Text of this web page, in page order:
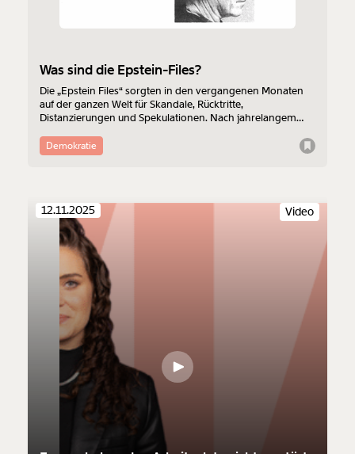
Was sind die Epstein-Files?
Die „Epstein Files“ sorgten in den vergangenen Monaten
auf der ganzen Welt für Skandale, Rücktritte,
Distanzierungen und Spekulationen. Nach jahrelangem
kurzem insgesamt 3,5 Millionen Seiten Dokumente,
180.000 Fotos und 2.000 Videos veröffentlichen. Die
Demokratie
Video
12.11.2025